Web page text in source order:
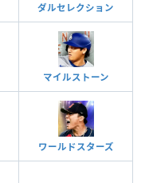
ダルセレクション
マイルストーン
ワールドスターズ